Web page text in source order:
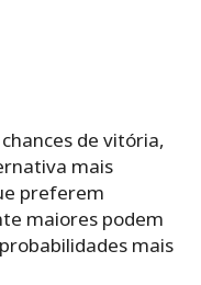
de vitória,
mais
preferem
maiores podem
mais